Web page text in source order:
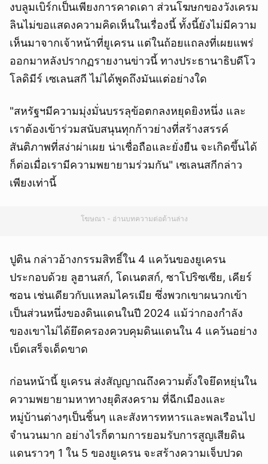
งบลูมเบิร์กเป็นเพียงการคาดเดา ส่วนโฆษกของวังเครม
ลินไม่ขอแสดงความคิดเห็นในเรื่องนี้ ทั้งนี้ยังไม่มีความ
เห็นมาจากเจ้าหน้าที่ยูเครน แต่ในถ้อยแถลงที่เผยแพร่
ออกมาหลังปรากฏรายงานข่าวนี้ ทางประธานาธิบดีโว
โลดิมีร์ เซเลนสกี ไม่ได้พูดถึงมันแต่อย่างใด
"สหรัฐฯมีความมุ่งมั่นบรรลุข้อตกลงหยุดยิงหนึ่ง และ
เราต้องเข้าร่วมสนับสนุนทุกก้าวย่างที่สร้างสรรค์
สันติภาพที่สง่าผ่าเผย น่าเชื่อถือและยั่งยืน จะเกิดขึ้นได้
ก็ต่อเมื่อเรามีความพยายามร่วมกัน" เซเลนสกีกล่าว
เพียงเท่านี้
โฆษณา - อ่านบทความต่อด้านล่าง
ปูติน กล่าวอ้างกรรมสิทธิ์ใน 4 แคว้นของยูเครน
ประกอบด้วย ลูฮานสก์, โดเนตสก์, ซาโปริซเซีย, เคียร์
ซอน เช่นเดียวกับแหลมไครเมีย ซึ่งพวกเขาผนวกเข้า
เป็นส่วนหนึ่งของดินแดนในปี 2024 แม้ว่ากองกำลัง
ของเขาไม่ได้ยึดครองควบคุมดินแดนใน 4 แคว้นอย่าง
เบ็ดเสร็จเด็ดขาด
ก่อนหน้านี้ ยูเครน ส่งสัญญาณถึงความตั้งใจยึดหยุ่นใน
ความพยายามหาทางยุติสงคราม ที่ฉีกเมืองและ
หมู่บ้านต่างๆเป็นชิ้นๆ และสังหารทหารและพลเรือนไป
จำนวนมาก อย่างไรก็ตามการยอมรับการสูญเสียดิน
แดนราวๆ 1 ใน 5 ของยูเครน จะสร้างความเจ็บปวด